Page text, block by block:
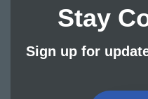
Stay
Sign up for